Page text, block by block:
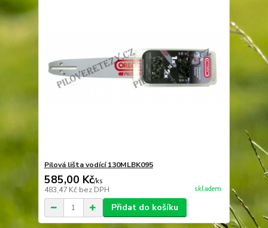
Pilová lišta vodící 130MLBK095
585,00 Kč/ks
483,47 Kč bez DPH skladem
Přidat do košíku